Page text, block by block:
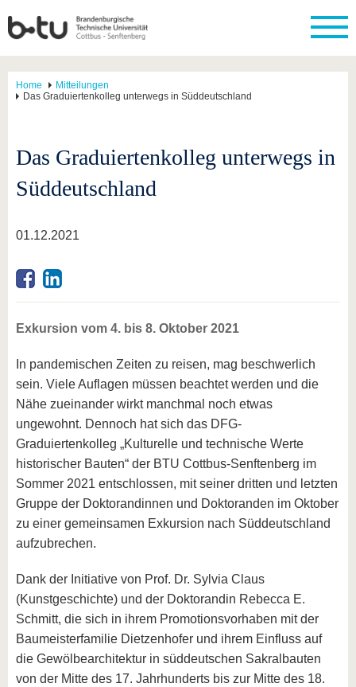
Home
Mitteilungen
Das Graduiertenkolleg unterwegs in Süddeutschland
Das Graduiertenkolleg unterwegs in
Süddeutschland
01.12.2021
Exkursion vom 4. bis 8. Oktober 2021
In pandemischen Zeiten zu reisen, mag beschwerlich
sein. Viele Auflagen müssen beachtet werden und die
Nähe zueinander wirkt manchmal noch etwas
ungewohnt. Dennoch hat sich das DFG-
Graduiertenkolleg „Kulturelle und technische Werte
historischer Bauten“ der BTU Cottbus-Senftenberg im
Sommer 2021 entschlossen, mit seiner dritten und letzten
Gruppe der Doktorandinnen und Doktoranden im Oktober
zu einer gemeinsamen Exkursion nach Süddeutschland
aufzubrechen.
Dank der Initiative von Prof. Dr. Sylvia Claus
(Kunstgeschichte) und der Doktorandin Rebecca E.
Schmitt, die sich in ihrem Promotionsvorhaben mit der
Baumeisterfamilie Dietzenhofer und ihrem Einfluss auf
die Gewölbearchitektur in süddeutschen Sakralbauten
von der Mitte des 17. Jahrhunderts bis zur Mitte des 18.